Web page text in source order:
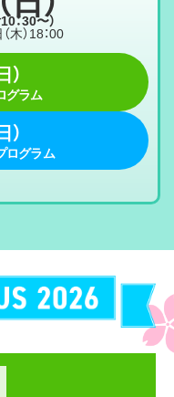
：30〜）
）18：00
グラム
ログラム